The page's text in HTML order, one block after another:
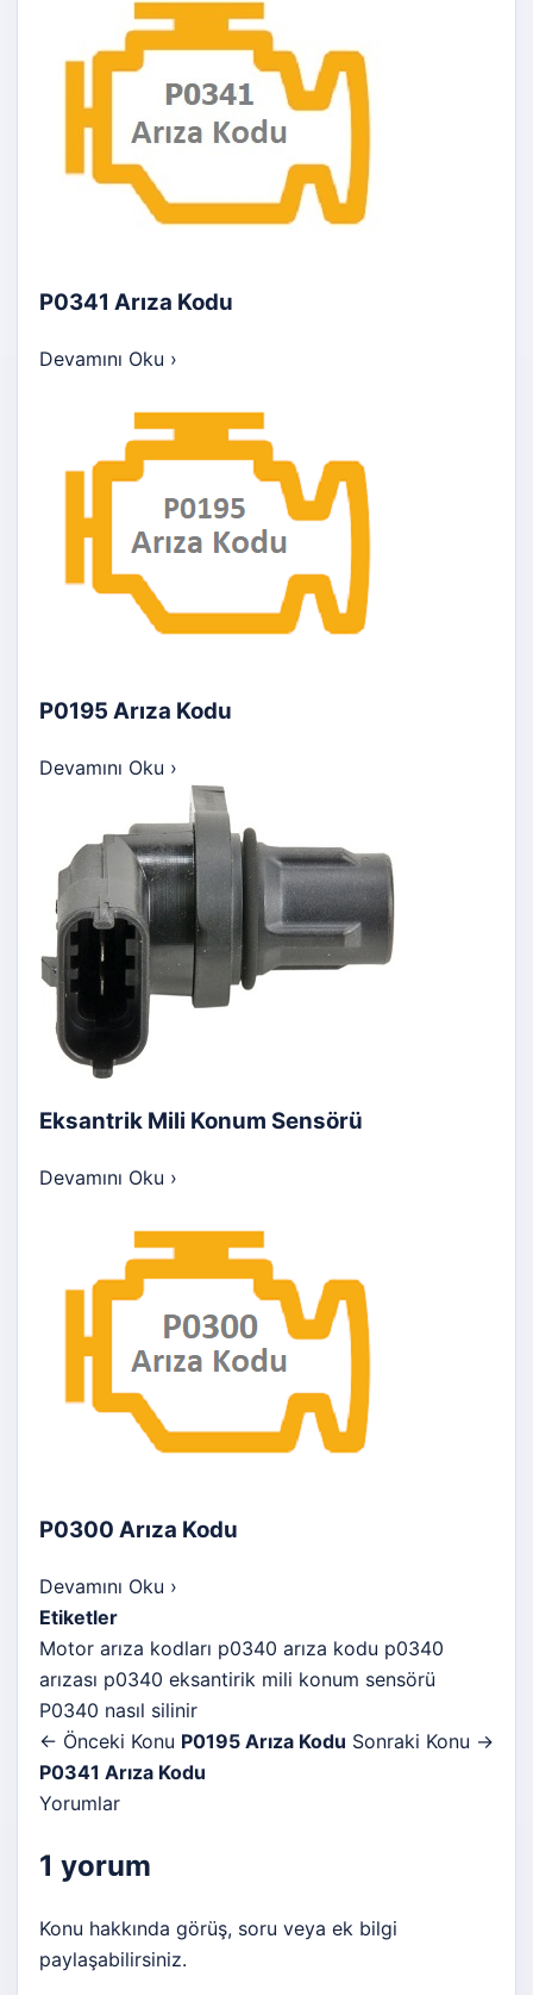
P0341 Arıza Kodu
Devamını Oku ›
P0195 Arıza Kodu
Devamını Oku ›
Eksantrik Mili Konum Sensörü
Devamını Oku ›
P0300 Arıza Kodu
Devamını Oku ›
Etiketler
Motor arıza kodları p0340 arıza kodu p0340
arızası p0340 eksantirik mili konum sensörü
P0340 nasıl silinir
← Önceki Konu P0195 Arıza Kodu Sonraki Konu →
P0341 Arıza Kodu
Yorumlar
1 yorum
Konu hakkında görüş, soru veya ek bilgi
paylaşabilirsiniz.